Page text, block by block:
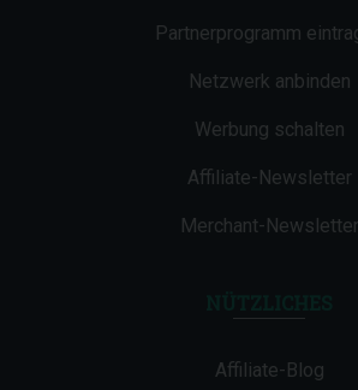
Partnerprogramm
Netzwerk anbinden
Werbung schalten
Affiliate-Newsletter
Merchant-Newsletter
Affiliate-Blog